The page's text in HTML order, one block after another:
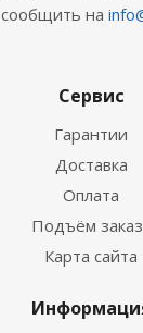
сообщить на
Сервис
Гарантии
Доставка
Оплата
Подъём
Карта сайта